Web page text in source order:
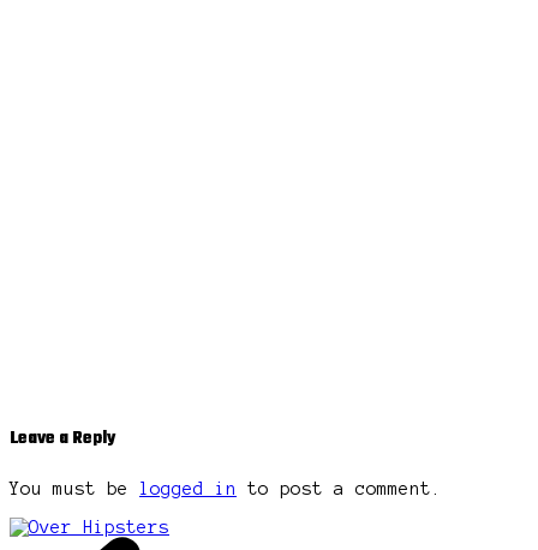
Leave a Reply
You must be logged in to post a comment.